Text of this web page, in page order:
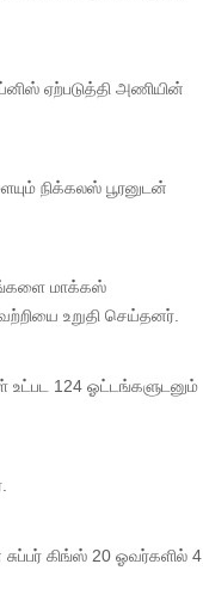
ஏற்படுத்தி அணியின்
நிக்கலஸ் பூரனுடன்
மாக்கஸ்
உறுதி செய்தனர்.
124 ஓட்டங்களுடனும்
கிங்ஸ் 20 ஓவர்களில் 4